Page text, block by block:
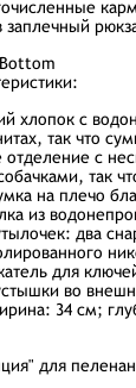
заплечный
хлопок с
так что
отделение с
так
на плечо
из
два
для
во
34 см;
для